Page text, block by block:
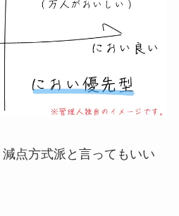
点方式派と言ってもいい